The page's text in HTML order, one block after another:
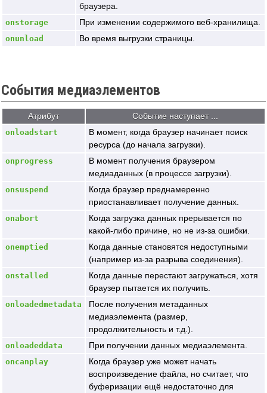
браузера.
onstorage При изменении содержимого веб-хранилища.
onunload Во время выгрузки страницы.
События медиаэлементов
Атрибут Событие наступает ...
onloadstart
В момент, когда браузер начинает поиск
ресурса (до начала загрузки).
onprogress
В момент получения браузером
медиаданных (в процессе загрузки).
onsuspend
Когда браузер преднамеренно
приостанавливает получение данных.
onabort
Когда загрузка данных прерывается по
какой-либо причине, но не из-за ошибки.
onemptied
Когда данные становятся недоступными
(например из-за разрыва соединения).
onstalled
Когда данные перестают загружаться, хотя
браузер пытается их получить.
onloadedmetadata
После получения метаданных
медиаэлемента (размер,
продолжительность и т.д.).
onloadeddata При получении данных медиаэлемента.
oncanplay
Когда браузер уже может начать
воспроизведение файла, но считает, что
буферизации ещё недостаточно для